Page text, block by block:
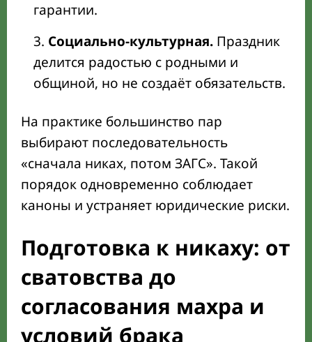
гарантии.
Социально-культурная. Праздник
делится радостью с родными и
общиной, но не создаёт обязательств.
На практике большинство пар
выбирают последовательность
«сначала никах, потом ЗАГС». Такой
порядок одновременно соблюдает
каноны и устраняет юридические риски.
Подготовка к никаху: от
сватовства до
согласования махра и
условий брака